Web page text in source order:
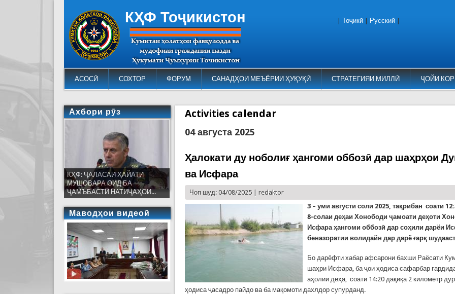
КҲФ Тоҷикистон
АСОСӢ СОХТОР ФОРУМ САНАДҲОИ МЕЪЁРИИ ҲУҚУҚӢ СТРАТЕГИЯИ МИЛЛӢ ҶОЙИ
Тоҷикӣ Русский
Activities calendar
04 августа 2025
Ҳалокати ду ноболиғ ҳангоми оббозӣ дар шаҳрҳои
ва Исфара
Чоп шуд: 04/08/2025 |redaktor
3 – уми августи соли 2025, тақрибан соати
8-солаи деҳаи Хонободи ҷамоати деҳоти
Исфара ҳангоми оббозӣ дар соҳили дарёи
беназоратии волидайн дар дарё ғарқ
Бо дарёфти хабар афсарони бахши Раёсати
шаҳри Исфара, ба ҷои ҳодиса сафарбар
аҳолии деҳа, соати 14:20 дақиқа 2 километр
ҳодиса ҷасадро пайдо ва ба мақомоти дахлдор супурданд.
Ахбори рӯз
КҲФ: ҶАЛАСАИ ҲАЙАТИ
МУШОВАРА ОИД БА
ҶАМЪБАСТИ НАТИҶАҲОИ...
Маводҳои видеоӣ